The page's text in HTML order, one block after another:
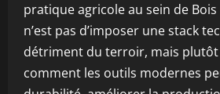
pratique agricole au sein de Bois
n’est pas d’imposer une stack
détriment du terroir, mais
comment les outils modernes